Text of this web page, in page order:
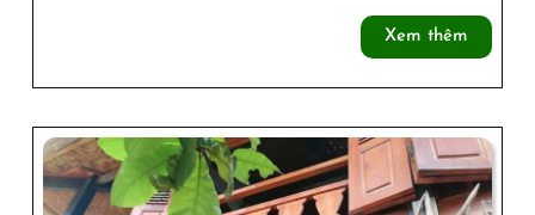
Số
1
Lác
–
Xem thêm
thêm